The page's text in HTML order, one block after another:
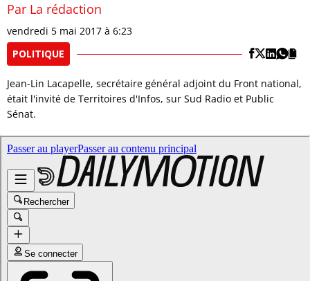
Par La rédaction
vendredi 5 mai 2017 à 6:23
POLITIQUE
Jean-Lin Lacapelle, secrétaire général adjoint du Front national,
était l'invité de Territoires d'Infos, sur Sud Radio et Public
Sénat.